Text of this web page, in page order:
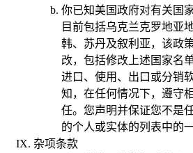
你已知美国政府对有关国
目前包括乌克兰克罗地亚
韩、苏丹及叙利亚，该政
改，包括修改上述国家名
进口、使用、出口或分销
知，在任何情况下，遵守
任。您声明并保证您不是
的个人或实体的列表中的一
杂项条款